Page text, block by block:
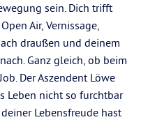
sein. Dich trifft
Air, Vernissage,
draußen und deinem
Ganz gleich, ob beim
Der Aszendent Löwe
Leben nicht so furchtbar
Lebensfreude hast